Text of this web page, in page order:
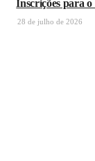
Inscrições para
28 de julho de 2026